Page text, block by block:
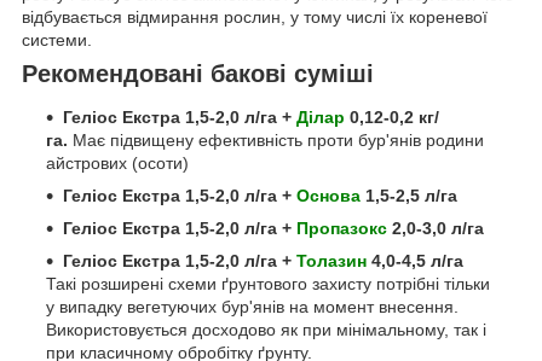
відбувається відмирання рослин, у тому числі їх кореневої
системи.
Рекомендовані бакові суміші
Геліос Екстра 1,5-2,0 л/га + Ділар 0,12-0,2 кг/
га. Має підвищену ефективність проти бур'янів родини
айстрових (осоти)
Геліос Екстра 1,5-2,0 л/га + Основа 1,5-2,5 л/га
Геліос Екстра 1,5-2,0 л/га + Пропазокс 2,0-3,0 л/га
Геліос Екстра 1,5-2,0 л/га + Толазин 4,0-4,5 л/га
Такі розширені схеми ґрунтового захисту потрібні тільки
у випадку вегетуючих бур'янів на момент внесення.
Використовується досходово як при мінімальному, так і
при класичному обробітку ґрунту.